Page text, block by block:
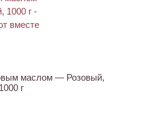
маслом — Розовый,
1000 г